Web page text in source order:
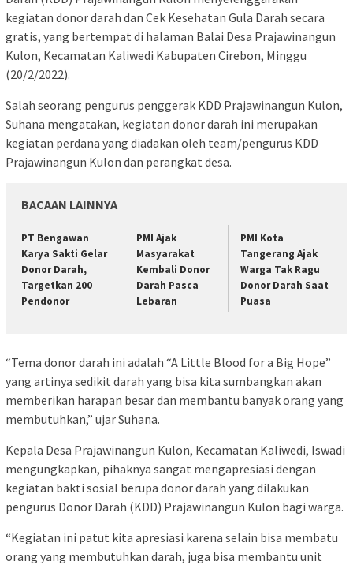
kegiatan donor darah dan Cek Kesehatan Gula Darah secara
gratis, yang bertempat di halaman Balai Desa Prajawinangun
Kulon, Kecamatan Kaliwedi Kabupaten Cirebon, Minggu
(20/2/2022).
Salah seorang pengurus penggerak KDD Prajawinangun Kulon,
Suhana mengatakan, kegiatan donor darah ini merupakan
kegiatan perdana yang diadakan oleh team/pengurus KDD
Prajawinangun Kulon dan perangkat desa.
BACAAN LAINNYA
PT Bengawan
Karya Sakti Gelar
Donor Darah,
Targetkan 200
Pendonor
PMI Ajak
Masyarakat
Kembali Donor
Darah Pasca
Lebaran
PMI Kota
Tangerang Ajak
Warga Tak Ragu
Donor Darah Saat
Puasa
“Tema donor darah ini adalah “A Little Blood for a Big Hope”
yang artinya sedikit darah yang bisa kita sumbangkan akan
memberikan harapan besar dan membantu banyak orang yang
membutuhkan,” ujar Suhana.
Kepala Desa Prajawinangun Kulon, Kecamatan Kaliwedi, Iswadi
mengungkapkan, pihaknya sangat mengapresiasi dengan
kegiatan bakti sosial berupa donor darah yang dilakukan
pengurus Donor Darah (KDD) Prajawinangun Kulon bagi warga.
“Kegiatan ini patut kita apresiasi karena selain bisa membatu
orang yang membutuhkan darah, juga bisa membantu unit